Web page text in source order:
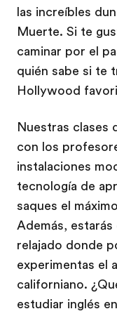
las increíbles
Muerte. Si te
caminar por el
quién sabe si te
Hollywood
Nuestras clases
con los
instalaciones
tecnología de
saques el
Además,
relajado donde
experimentas el
californiano.
estudiar inglés